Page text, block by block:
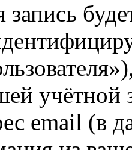
запись
учётной
email (в